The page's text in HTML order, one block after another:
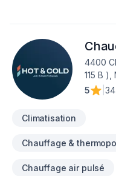
(de Mirabel/St-Jérôme à
(Joliette et environs).
4400
115 B
5
Climatisation
Chauffage &
Chauffage air pulsé